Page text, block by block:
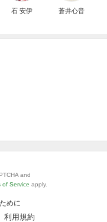
石 安伊 蒼井心音
and
of Service apply.
めに
利用規約